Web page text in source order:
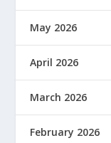
May 2026
April 2026
March 2026
February 2026